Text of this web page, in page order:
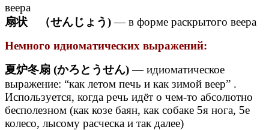
веера
扇状 （せんじょう)— в форме раскрытого веера
Немного идиоматических выражений:
夏炉冬扇 (かろとうせん)— идиоматическое
выражение: “как летом печь и как зимой веер” .
Используется, когда речь идёт о чем-то абсолютно
бесполезном (как козе баян, как собаке 5я нога, 5е
колесо, лысому расческа и так далее)